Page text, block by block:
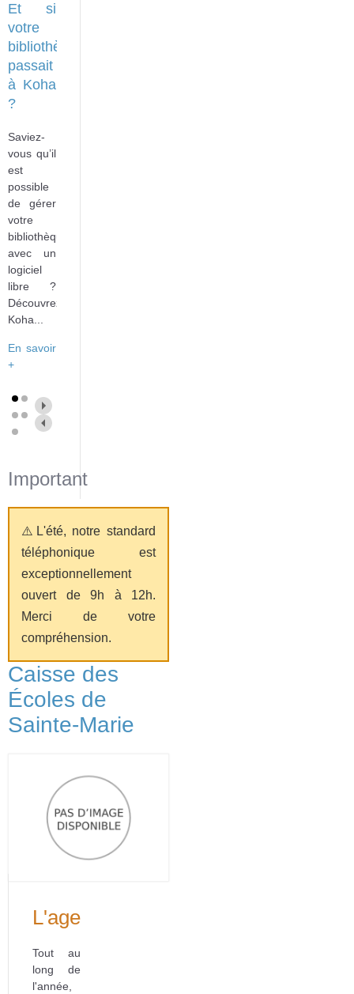
Et si
votre
bibliothèque
passait
à Koha
?
Saviez-
vous qu’il
est
possible
de gérer
votre
bibliothèque
avec un
logiciel
libre ?
Découvrez
Koha...
En savoir
+
Important
⚠️L'été, notre standard
téléphonique est
exceptionnellement
ouvert de 9h à 12h.
Merci de votre
compréhension.
Caisse des
Écoles de
Sainte-Marie
L'agenda
Tout au
long de
l'année,